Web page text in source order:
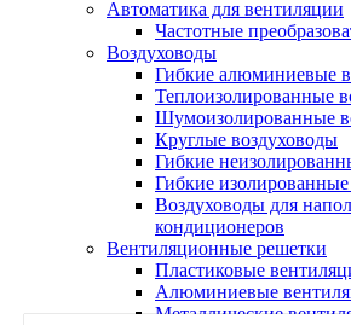
Автоматика для вентиляции
Частотные
Воздуховоды
Гибкие алюминиевые
Теплоизолированные
Шумоизолированные
Круглые воздуховоды
Гибкие
Гибкие
Воздуховоды для
кондиционеров
Вентиляционные решетки
Пластиковые
Алюминиевые
Металлические